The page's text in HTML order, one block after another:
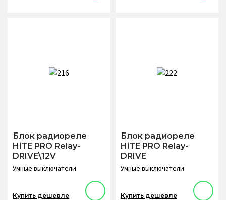
Блок радиореле
HiTE PRO Relay-
DRIVE\12V
Умные выключатели
Купить дешевле
Блок радиореле
HiTE PRO Relay-
DRIVE
Умные выключатели
Купить дешевле